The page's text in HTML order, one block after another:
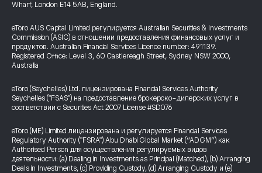
Wharf, London E14 5AB, England.
eToro AUS Capital Limited регулируется Australian Securities & Investments
Commission (ASIC) в отношении предоставления финансовых услуг и
продуктов. Australian Financial Services Licence number: 491139.
Registered Office: Level 3, 60 Castlereagh Street, Sydney NSW 2000,
Australia
eToro (Seychelles) Ltd. лицензирована Financial Services Authority
Seychelles ("FSAS") на предоставление брокерско-дилерских услуг в
соответствии с Securities Act 2007 License #SD076
eToro (ME) Limited лицензирована и регулируется Financial Services
Regulatory Authority ("FSRA") Abu Dhabi Global Market (“ADGM”) как
Authorised Person для осуществления регулируемых видов
деятельности: (a) Dealing in Investments as Principal (Matched), (b) Arranging
Deals in Investments, (c) Providing Custody, (d) Arranging Custody и (e)